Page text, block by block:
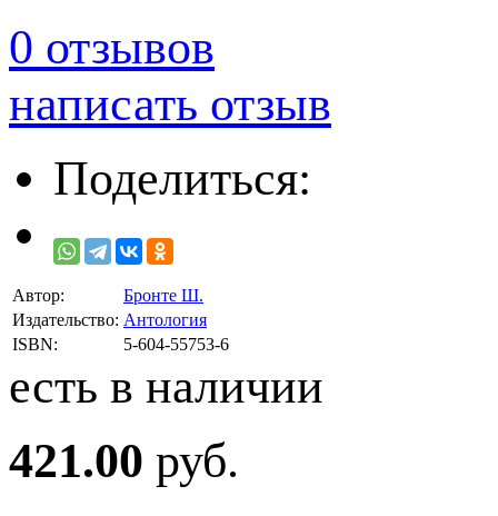
0 отзывов
написать отзыв
Поделиться:
Автор:
Бронте Ш.
Издательство: Антология
ISBN:
5-604-55753-6
есть в наличии
421.00 руб.